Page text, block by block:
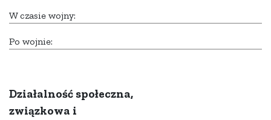
W czasie wojny:
Po wojnie:
Działalność społeczna,
związkowa i